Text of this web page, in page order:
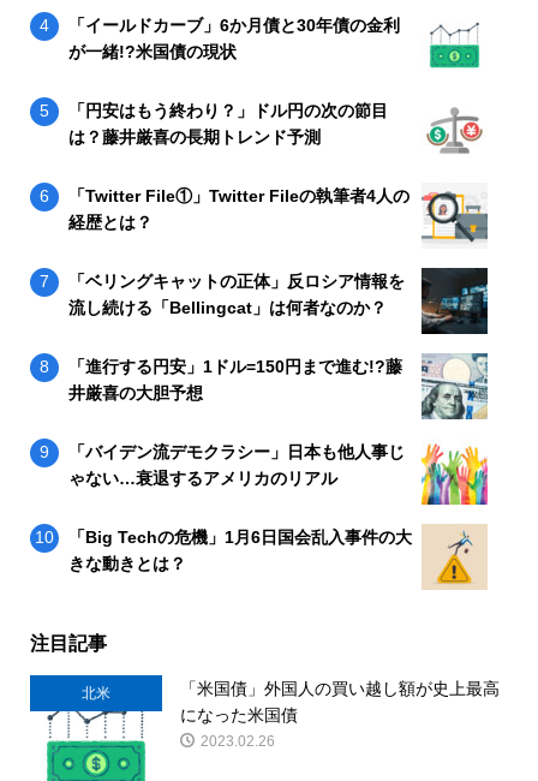
「イールドカーブ」6か月債と30年債の金利
が一緒!?米国債の現状
「円安はもう終わり？」ドル円の次の節目
は？藤井厳喜の長期トレンド予測
「Twitter File①」Twitter Fileの執筆者4人の
経歴とは？
「ベリングキャットの正体」反ロシア情報を
流し続ける「Bellingcat」は何者なのか？
「進行する円安」1ドル=150円まで進む!?藤
井厳喜の大胆予想
「バイデン流デモクラシー」日本も他人事じ
ゃない…衰退するアメリカのリアル
「Big Techの危機」1月6日国会乱入事件の大
きな動きとは？
注目記事
北米
「米国債」外国人の買い越し額が史上最高
になった米国債
2023.02.26